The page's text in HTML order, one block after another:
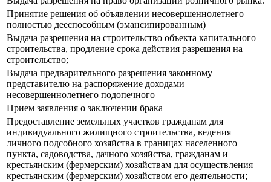
Принятие решения об объявлении несовершеннолетнего
полностью дееспособным (эмансипированным)
Выдача разрешения на строительство объекта капитального
строительства, продление срока действия разрешения на
строительство;
Выдача предварительного разрешения законному
представителю на распоряжение доходами
несовершеннолетнего подопечного
Прием заявления о заключении брака
Предоставление земельных участков гражданам для
индивидуального жилищного строительства, ведения
личного подсобного хозяйства в границах населенного
пункта, садоводства, дачного хозяйства, гражданам и
крестьянским (фермерским) хозяйствам для осуществления
крестьянским (фермерским) хозяйством его деятельности;